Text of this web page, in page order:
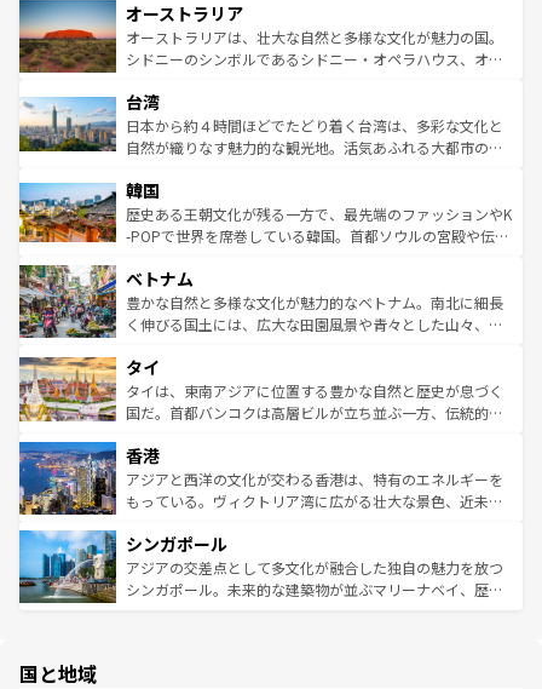
部のニューオーリンズでは、音楽と美食が融合した独特の
文化が魅力。旅行者はアメリカの各地域で異なる魅力を楽
しみながら、その多様性と豊かな歴史を感じることができ
ならではの贅沢な旅のスタイルだ。 なお、新着のアメリカ
情報はコンテンツ一覧を参照してほしい。
ワイ島は見逃せない。また、定番の観光地といえばオアフ
島だが、静かな自然を求めるならマウイ島やカウアイ島が
おすすめ。エメラルドグリーンに輝く海をはじめ、豊かな
れるおもてなしの心で訪れる人々を迎えてくれるハワイの
人々、おいしいローカルフードやハワイアンミュージッ
ク、伝統的なフラダンスなど、すべてがハワイの魅力を彩
ワイを、存分に味わってほしい。 なお、新着のハワイ情報
はコンテンツ一覧を参照してほしい。
オーストラリア
オーストラリアは、壮大な自然と多様な文化が魅力の国。
シドニーのシンボルであるシドニー・オペラハウス、オー
リアリーフや大陸中央部にそびえるウルル（エアーズロッ
ク）、タスマニアの美しい原生林やケアンズの熱帯雨林な
ど、見どころがたくさん。また、カフェやワイン、オージ
いる。アクティビティも充実しており、サーフィンやダイ
ビング、ハイキングなど、アウトドア好きにはたまらな
い。オーストラリアの多彩な魅力を存分に味わいつくそ
参照してほしい。
台湾
日本から約４時間ほどでたどり着く台湾は、多彩な文化と
自然が織りなす魅力的な観光地。活気あふれる大都市の台
ン）、静ひつな山岳地帯である台湾東部など、都市の喧騒
と山間の静けさが共存しており、訪れる人に新しい発見と
驚きをもたらしてくれる。また、奥深い台湾の食文化も魅
容にもいいと評判のスイーツなど、バラエティ豊かな料理
が味わえる。 なお、新着の台湾情報は コンテンツ一覧を参
照してほしい。
韓国
歴史ある王朝文化が残る一方で、最先端のファッションやK
-POPで世界を席巻している韓国。首都ソウルの宮殿や伝統
き、地方に足を延ばせば四季折々の自然美を楽しむことが
できる。そして、キムチや焼肉、絶品のストリートフード
まで、さまざまな韓国料理が待っている。夜には、韓国な
リティに包まれながら、韓国の多彩な魅力を心ゆくまで味
わってみてほしい。 なお、新着の韓国情報はコンテンツ一
覧を参照してほしい。
ベトナム
豊かな自然と多様な文化が魅力的なベトナム。南北に細長
く伸びる国土には、広大な田園風景や青々とした山々、世
急速な発展と共に伝統が息づく。ハノイの古い町並みやホ
ーチミン市のフランス統治時代の建物も、独特の雰囲気を
醸し出している。また、バラエティの豊かさとおいしさで
とつ。フォーやバインミー、ベトナムコーヒーなどは、ぜ
ひ現地で味わいたい。どの地域を訪れてもあたたかい人々
が旅行者を迎えてくれるので、きっと忘れられない旅にな
参照してほしい。
タイ
タイは、東南アジアに位置する豊かな自然と歴史が息づく
国だ。首都バンコクは高層ビルが立ち並ぶ一方、伝統的な
の活気が交差している。北部ではチェンマイなどの山岳地
帯で自然と触れ合い、南部ではプーケットやクラビの美し
いビーチでリゾート気分を楽しむことができる。タイ料理
激する。気候は一年中温暖で、どの季節にも異なる楽しみ
が待っている。親しみやすいタイの人々、仏教を中心とし
た文化、そして多様な観光資源が、訪れる旅人を魅了し続
香港
アジアと西洋の文化が交わる香港は、特有のエネルギーを
もっている。ヴィクトリア湾に広がる壮大な景色、近未来
み、どこを訪れても感動するはず。観光スポットが密集し
ており、効率よく見どころを回れるのも魅力。息をのむよ
うな絶景から文化的な体験まで、香港を存分に楽しみ尽く
シンガポール
アジアの交差点として多文化が融合した独自の魅力を放つ
シンガポール。未来的な建築物が並ぶマリーナベイ、歴史
国と地域